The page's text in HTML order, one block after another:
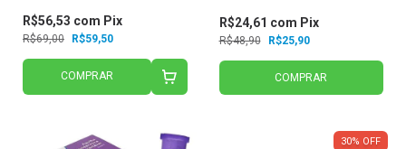
R$69,00 R$59,50
R$56,53 com Pix
COMPRAR
R$48,90 R$25,90
R$24,61 com Pix
COMPRAR
30% OFF